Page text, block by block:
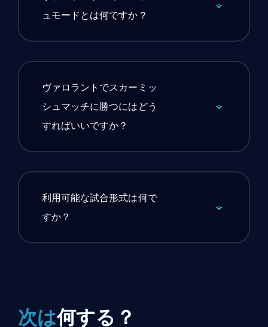
ュモードとは何ですか？
ヴァロラントでスカーミッ
シュマッチに勝つにはどう
すればいいですか？
利用可能な試合形式は何で
すか？
次は何する？